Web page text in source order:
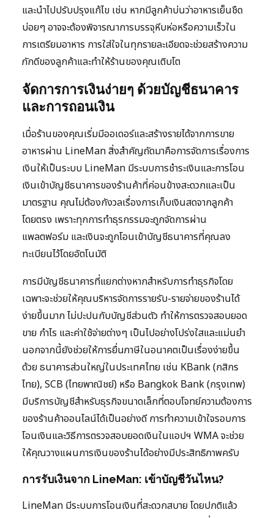
และนำไปปรับปรุงแก้ไข เช่น หากมีลูกค้าบ่นว่าอาหารเย็นชืด
บ่อยๆ อาจจะต้องพิจารณาการบรรจุหีบห่อหรือความเร็วใน
การเตรียมอาหาร การใส่ใจในทุกรายละเอียดจะช่วยสร้างความ
ภักดีของลูกค้าและทำให้ร้านของคุณเติบโต
จัดการการเงินง่ายๆ ด้วยบัญชีธนาคาร
และการถอนเงิน
เมื่อร้านของคุณเริ่มมีออเดอร์และสร้างรายได้จากการขาย
อาหารผ่าน LineMan สิ่งสำคัญถัดมาคือการจัดการเรื่องการ
เงินให้เป็นระบบ LineMan มีระบบการชำระเงินและการโอน
เงินเข้าบัญชีธนาคารของร้านค้าที่ค่อนข้างสะดวกและเป็น
มาตรฐาน คุณไม่ต้องกังวลเรื่องการเก็บเงินสดจากลูกค้า
โดยตรง เพราะทุกการทำธุรกรรมจะถูกจัดการผ่าน
แพลตฟอร์ม และเงินจะถูกโอนเข้าบัญชีธนาคารที่คุณลง
ทะเบียนไว้โดยอัตโนมัติ
การมีบัญชีธนาคารที่แยกต่างหากสำหรับการทำธุรกิจโดย
เฉพาะจะช่วยให้คุณบริหารจัดการรายรับ-รายจ่ายของร้านได้
ง่ายขึ้นมาก ไม่ปะปนกับบัญชีส่วนตัว ทำให้การตรวจสอบยอด
ขาย กำไร และค่าใช้จ่ายต่างๆ เป็นไปอย่างโปร่งใสและแม่นยำ
นอกจากนี้ยังช่วยให้การยื่นภาษีในอนาคตเป็นเรื่องง่ายขึ้น
ด้วย ธนาคารส่วนใหญ่ในประเทศไทย เช่น KBank (กสิกร
ไทย), SCB (ไทยพาณิชย์) หรือ Bangkok Bank (กรุงเทพ)
มีบริการบัญชีสำหรับธุรกิจขนาดเล็กที่ตอบโจทย์ความต้องการ
ของร้านค้าออนไลน์ได้เป็นอย่างดี การทำความเข้าใจรอบการ
โอนเงินและวิธีการตรวจสอบยอดเงินในแอปฯ WMA จะช่วย
ให้คุณวางแผนการเงินของร้านได้อย่างมีประสิทธิภาพครับ
การรับเงินจาก LineMan: เข้าบัญชีวันไหน?
LineMan มีระบบการโอนเงินที่สะดวกสบาย โดยปกติแล้ว